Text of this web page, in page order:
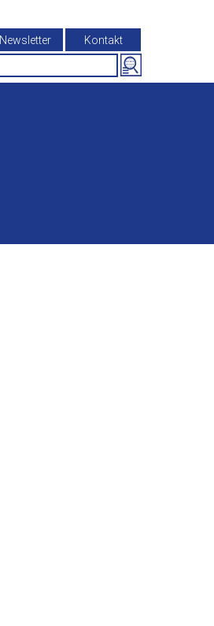
Newsletter
Kontakt
Search
for: